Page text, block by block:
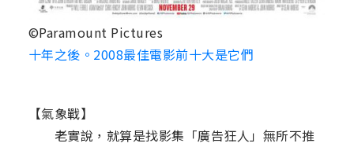
©Paramount Pictures
十年之後。2008最佳電影前十大是它們
【氣象戰】
老實說，就算是找影集「廣告狂人」無所不推